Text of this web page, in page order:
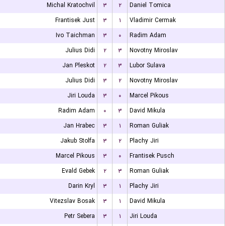
Michal Kratochvil
۳ ۲
Daniel Tomica
Frantisek Just
۳ ۱
Vladimir Cermak
Ivo Taichman
۳ ۰
Radim Adam
Julius Didi
۲ ۳
Novotny Miroslav
Jan Pleskot
۲ ۳
Lubor Sulava
Julius Didi
۳ ۲
Novotny Miroslav
Jiri Louda
۳ ۰
Marcel Pikous
Radim Adam
۰ ۳
David Mikula
Jan Hrabec
۳ ۱
Roman Guliak
Jakub Stolfa
۳ ۲
Plachy Jiri
Marcel Pikous
۳ ۰
Frantisek Pusch
Evald Gebek
۲ ۳
Roman Guliak
Darin Kryl
۳ ۱
Plachy Jiri
Vitezslav Bosak
۳ ۱
David Mikula
Petr Sebera
۳ ۱
Jiri Louda